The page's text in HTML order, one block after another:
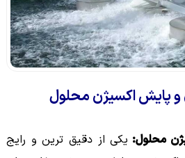
و پایش اکسیژن محلول
محلول: یکی از دقیق ترین و رایج